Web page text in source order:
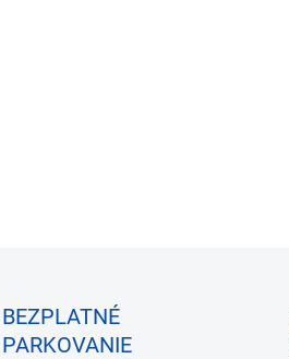
BEZPLATNÉ
PARKOVANIE